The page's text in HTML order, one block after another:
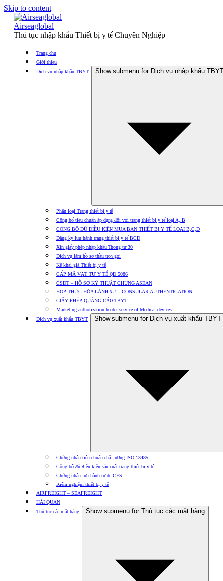
Skip to content
Airseaglobal
Thủ tục nhập khẩu Thiết bị y tế Chuyên Nghiệp
Trang chủ
Giới thiệu
Dịch vụ nhập khẩu TBYT
Show submenu for Dịch vụ nhập khẩu TBYT
Phân loại Trang thiết bị y tế
Công bố tiêu chuẩn áp dụng đối với trang thiết bị y tế loại A, B
CÔNG BỐ ĐỦ ĐIỀU KIỆN MUA BÁN THIẾT BỊ Y TẾ LOẠI B,C,D
Đăng ký lưu hành trang thiết bị y tế BCD
Xin giấy phép nhập khẩu Thông tư 30
Dịch vụ làm hồ sơ thầu trọn gói
Kê khai giá Thiết bị y tế
CẤP MÃ VẬT TƯ Y TẾ QĐ 5086
CSDT – HỒ SƠ KỸ THUẬT CHUNG ASEAN
HỢP THỨC HÓA LÃNH SỰ – CONSULAR AUTHENTICATION
GIẤY PHÉP QUẢNG CÁO TBYT
Marketing authorization holder service of Medical devices
Dịch vụ xuất khẩu TBYT
Show submenu for Dịch vụ xuất khẩu TBYT
Chứng nhận tiêu chuẩn chất lượng ISO 13485
Công bố đủ điều kiện sản xuất trang thiết bị y tế
Chứng nhận lưu hành tự do CFS
Kiểm nghiệm thiết bị y tế
AIRFREIGHT – SEAFREIGHT
HẢI QUAN
Thủ tục các mặt hàng
Show submenu for Thủ tục các mặt hàng